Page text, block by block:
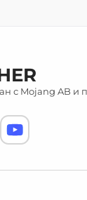
с Mojang AB и